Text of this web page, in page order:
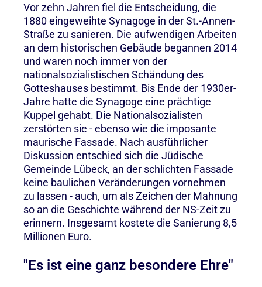
Vor zehn Jahren fiel die Entscheidung, die
1880 eingeweihte Synagoge in der St.-Annen-
Straße zu sanieren. Die aufwendigen Arbeiten
an dem historischen Gebäude begannen 2014
und waren noch immer von der
nationalsozialistischen Schändung des
Gotteshauses bestimmt. Bis Ende der 1930er-
Jahre hatte die Synagoge eine prächtige
Kuppel gehabt. Die Nationalsozialisten
zerstörten sie - ebenso wie die imposante
maurische Fassade. Nach ausführlicher
Diskussion entschied sich die Jüdische
Gemeinde Lübeck, an der schlichten Fassade
keine baulichen Veränderungen vornehmen
zu lassen - auch, um als Zeichen der Mahnung
so an die Geschichte während der NS-Zeit zu
erinnern. Insgesamt kostete die Sanierung 8,5
Millionen Euro.
"Es ist eine ganz besondere Ehre"